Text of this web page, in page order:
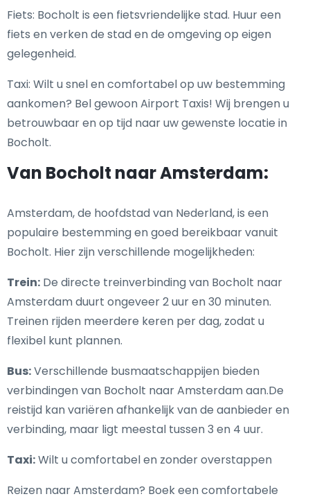
Fiets: Bocholt is een fietsvriendelijke stad. Huur een
fiets en verken de stad en de omgeving op eigen
gelegenheid.
Taxi: Wilt u snel en comfortabel op uw bestemming
aankomen? Bel gewoon Airport Taxis! Wij brengen u
betrouwbaar en op tijd naar uw gewenste locatie in
Bocholt.
Van Bocholt naar Amsterdam:
Amsterdam, de hoofdstad van Nederland, is een
populaire bestemming en goed bereikbaar vanuit
Bocholt. Hier zijn verschillende mogelijkheden:
Trein: De directe treinverbinding van Bocholt naar
Amsterdam duurt ongeveer 2 uur en 30 minuten.
Treinen rijden meerdere keren per dag, zodat u
flexibel kunt plannen.
Bus:Verschillende busmaatschappijen bieden
verbindingen van Bocholt naar Amsterdam aan.De
reistijd kan variëren afhankelijk van de aanbieder en
verbinding, maar ligt meestal tussen 3 en 4 uur.
Taxi:Wilt u comfortabel en zonder overstappen
Reizen naar Amsterdam? Boek een comfortabele